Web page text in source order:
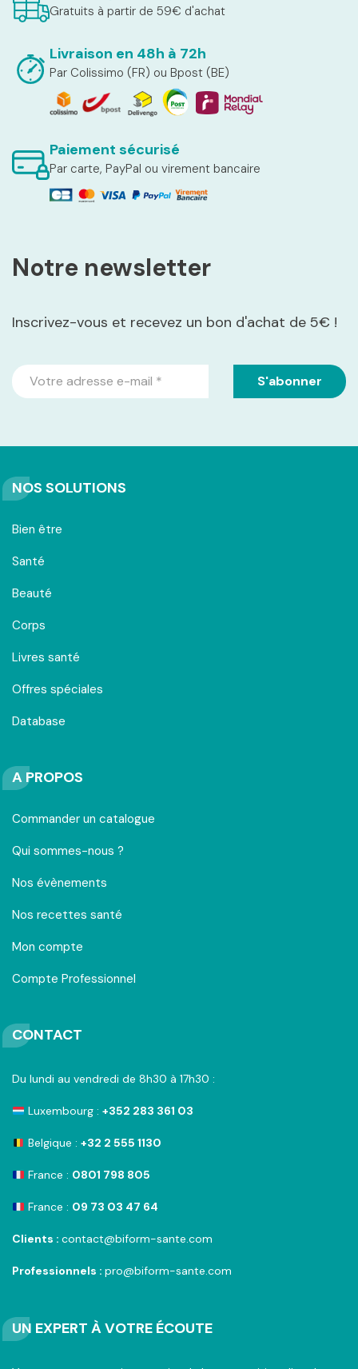
Gratuits à partir de 59€ d'achat
Livraison en 48h à 72h
Par Colissimo (FR) ou Bpost (BE)
Paiement sécurisé
Par carte, PayPal ou virement bancaire
Notre newsletter
Inscrivez-vous et recevez un bon d'achat de 5€ !
NOS SOLUTIONS
Bien être
Santé
Beauté
Corps
Livres santé
Offres spéciales
Database
A PROPOS
Commander un catalogue
Qui sommes-nous ?
Nos évènements
Nos recettes santé
Mon compte
Compte Professionnel
CONTACT
Du lundi au vendredi de 8h30 à 17h30 :
Luxembourg : +352 283 361 03
Belgique : +32 2 555 1130
France : 0801 798 805
France : 09 73 03 47 64
Clients : contact@biform-sante.com
Professionnels : pro@biform-sante.com
UN EXPERT À VOTRE ÉCOUTE